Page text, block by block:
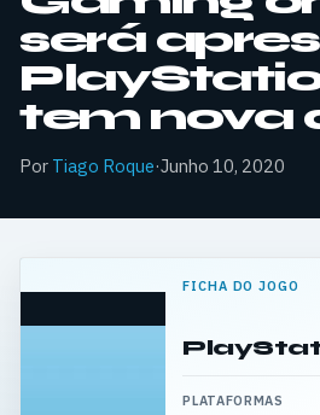
será
tem nova
Por Tiago Roque·Junho 10, 2020
FICHA DO JOGO
PLATAFORMAS